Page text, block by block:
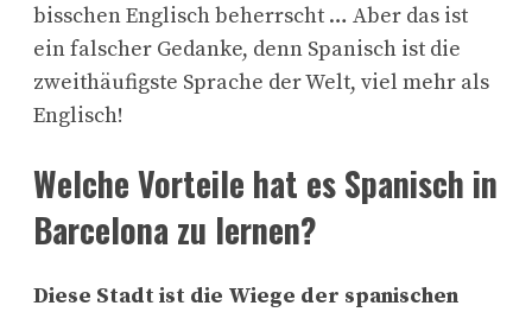
bisschen Englisch beherrscht … Aber das ist
ein falscher Gedanke, denn Spanisch ist die
zweithäufigste Sprache der Welt, viel mehr als
Englisch!
Welche Vorteile hat es Spanisch in
Barcelona zu lernen?
Diese Stadt ist die Wiege der spanischen